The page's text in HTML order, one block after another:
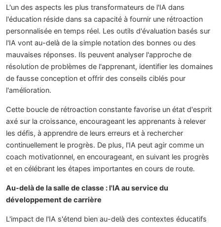
L'un des aspects les plus transformateurs de l'IA dans
l'éducation réside dans sa capacité à fournir une rétroaction
personnalisée en temps réel. Les outils d'évaluation basés sur
l'IA vont au-delà de la simple notation des bonnes ou des
mauvaises réponses. Ils peuvent analyser l'approche de
résolution de problèmes de l'apprenant, identifier les domaines
de fausse conception et offrir des conseils ciblés pour
l'amélioration.
Cette boucle de rétroaction constante favorise un état d'esprit
axé sur la croissance, encourageant les apprenants à relever
les défis, à apprendre de leurs erreurs et à rechercher
continuellement le progrès. De plus, l'IA peut agir comme un
coach motivationnel, en encourageant, en suivant les progrès
et en célébrant les étapes importantes en cours de route.
Au-delà de la salle de classe : l'IA au service du
développement de carrière
L'impact de l'IA s'étend bien au-delà des contextes éducatifs